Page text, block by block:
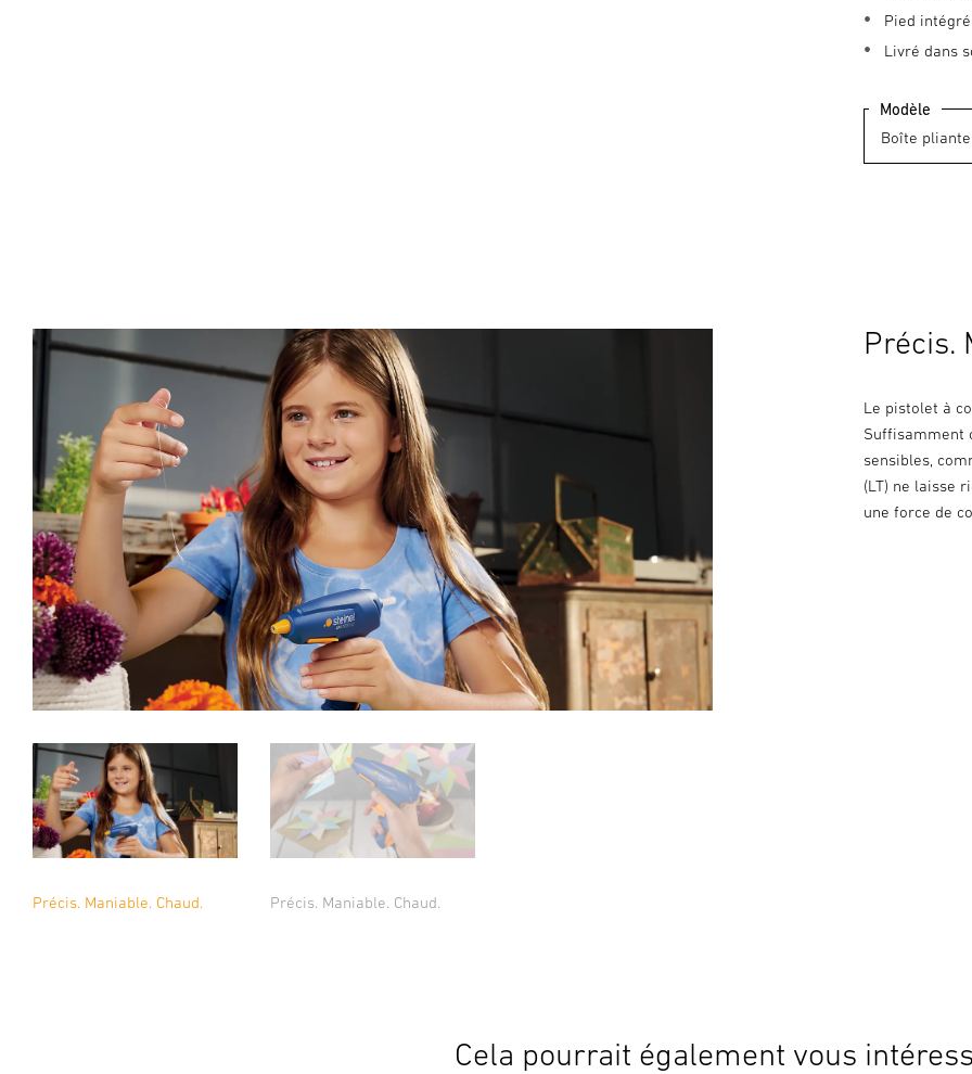
Pied
Livré dans
Modèle
Précis. Maniable. Chaud. Précis. Maniable. Chaud.
Précis.
Le pistolet à
Suffisamment
sensibles,
(LT) ne laisse
une force de
Cela pourrait également vous